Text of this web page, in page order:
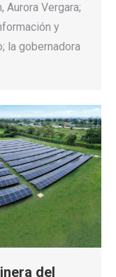
Aurora Vergara;
y
la gobernadora
del